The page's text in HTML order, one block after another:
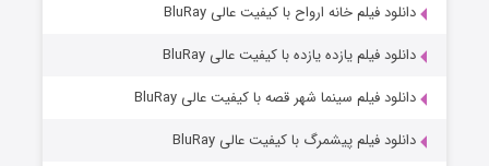
شوگر فصل ۲
دانلود فیلم خانه ارواح با کیفیت عالی BluRay
دانلود فیلم یازده یازده با کیفیت عالی BluRay
دانلود فیلم سینما شهر قصه با کیفیت عالی BluRay
دانلود فیلم پیشمرگ با کیفیت عالی BluRay